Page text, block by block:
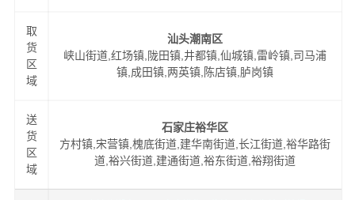
取
货
区
域
汕头潮南区
峡山街道,红场镇,陇田镇,井都镇,仙城镇,雷岭镇,司马浦
镇,成田镇,两英镇,陈店镇,胪岗镇
送
货
区
域
石家庄裕华区
方村镇,宋营镇,槐底街道,建华南街道,长江街道,裕华路街
道,裕兴街道,建通街道,裕东街道,裕翔街道